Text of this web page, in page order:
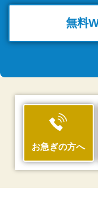
無料
お急ぎの方へ